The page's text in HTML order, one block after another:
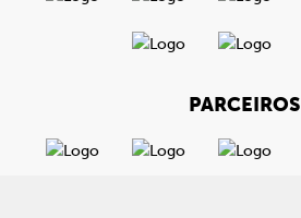
PARCEIROS